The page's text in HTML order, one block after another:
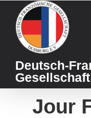
content
Deutsch-
Jour